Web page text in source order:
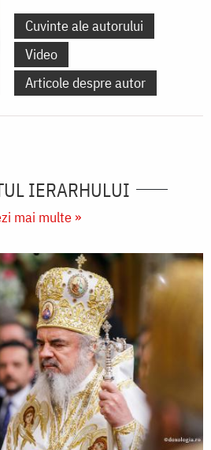
Cuvinte ale autorului
Video
Articole despre autor
IERARHULUI
mai multe »